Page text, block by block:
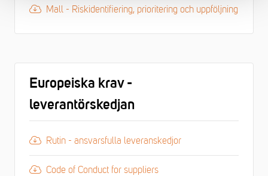
Mall - Riskidentifiering, prioritering och uppföljning
Europeiska krav -
leverantörskedjan
Rutin - ansvarsfulla leveranskedjor
Code of Conduct for suppliers